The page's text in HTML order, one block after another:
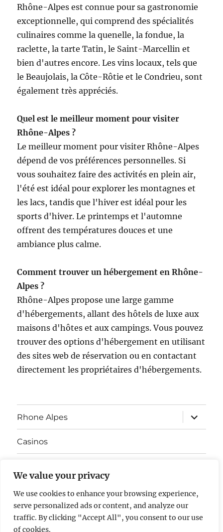
We value your privacy
We use cookies to enhance your browsing experience,
serve personalized ads or content, and analyze our
traffic. By clicking "Accept All", you consent to our use
of cookies.
Rhône-Alpes est connue pour sa gastronomie
exceptionnelle, qui comprend des spécialités
culinaires comme la quenelle, la fondue, la
raclette, la tarte Tatin, le Saint-Marcellin et
bien d'autres encore. Les vins locaux, tels que
le Beaujolais, la Côte-Rôtie et le Condrieu, sont
également très appréciés.
Quel est le meilleur moment pour visiter
Rhône-Alpes ?
Le meilleur moment pour visiter Rhône-Alpes
dépend de vos préférences personnelles. Si
vous souhaitez faire des activités en plein air,
l'été est idéal pour explorer les montagnes et
les lacs, tandis que l'hiver est idéal pour les
sports d'hiver. Le printemps et l'automne
offrent des températures douces et une
ambiance plus calme.
Comment trouver un hébergement en Rhône-
Alpes ?
Rhône-Alpes propose une large gamme
d'hébergements, allant des hôtels de luxe aux
maisons d'hôtes et aux campings. Vous pouvez
trouver des options d'hébergement en utilisant
des sites web de réservation ou en contactant
directement les propriétaires d'hébergements.
Rhone Alpes
ouvrir
le
sous-
Casinos
Vie culturelle
le
sous-
menu
Visite Rhône-Alpes